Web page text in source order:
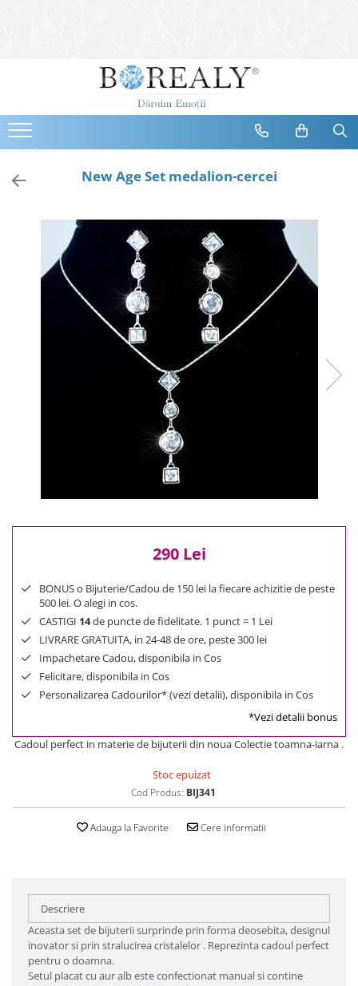
Bijuterii
Cercei
Bratari
Coliere
Destinatari
Bijuterii Femei
Bijuterii Copii
Bijuterii Mirese
0 Lei - 100 Lei
1000 Lei +
New Age Set medalion-cercei
290 Lei
BONUS o Bijuterie/Cadou de 150 lei la fiecare achizitie de peste
500 lei. O alegi in cos.
CASTIGI 14de puncte de fidelitate. 1 punct = 1 Lei
LIVRARE GRATUITA, in 24-48 de ore, peste 300 lei
Impachetare Cadou, disponibila in Cos
Felicitare, disponibila in Cos
Personalizarea Cadourilor* (vezi detalii), disponibila in Cos
*Vezi detalii bonus
Cadoul perfect in materie de bijuterii din noua Colectie toamna-iarna .
Stoc epuizat
Cod Produs: BIJ341
Adauga la Favorite Cere informatii
Descriere
Aceasta set de bijuterii surprinde prin forma deosebita, designul
inovator si prin stralucirea cristalelor . Reprezinta cadoul perfect
pentru o doamna.
Setul placat cu aur alb este confectionat manual si contine